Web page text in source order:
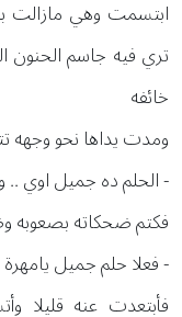
ابتسمت وهي مازالت
تري فيه جاسم الحنون
خائفه
ومدت يداها نحو
- الحلم ده جميل اوي ..
فكتم ضحكاته بصعوبه
- فعلا حلم جميل
فأبتعدت عنه